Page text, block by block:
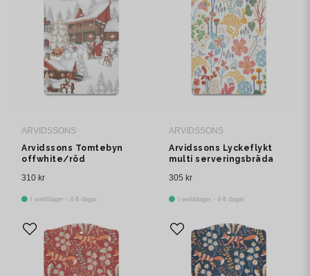
ARVIDSSONS
Arvidssons Tomtebyn
offwhite/röd
310 kr
I webblager - 4-8 dagar
ARVIDSSONS
Arvidssons Lyckeflykt
multi serveringsbräda
305 kr
I webblager - 4-8 dagar